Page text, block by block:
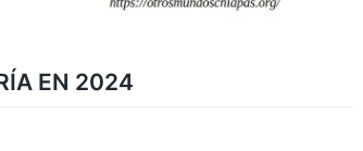
EN 2024